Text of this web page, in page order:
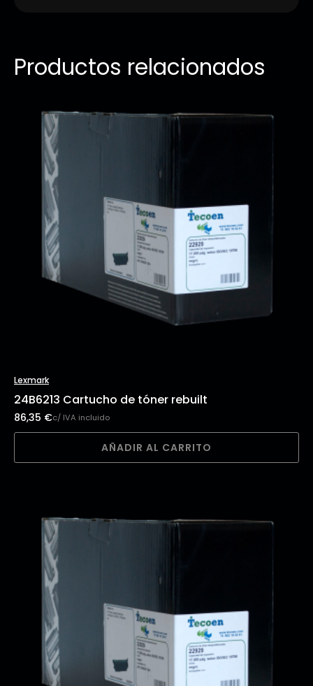
Productos relacionados
Lexmark
24B6213 Cartucho de tóner rebuilt
86,35 €c/ IVA incluido
AÑADIR AL CARRITO